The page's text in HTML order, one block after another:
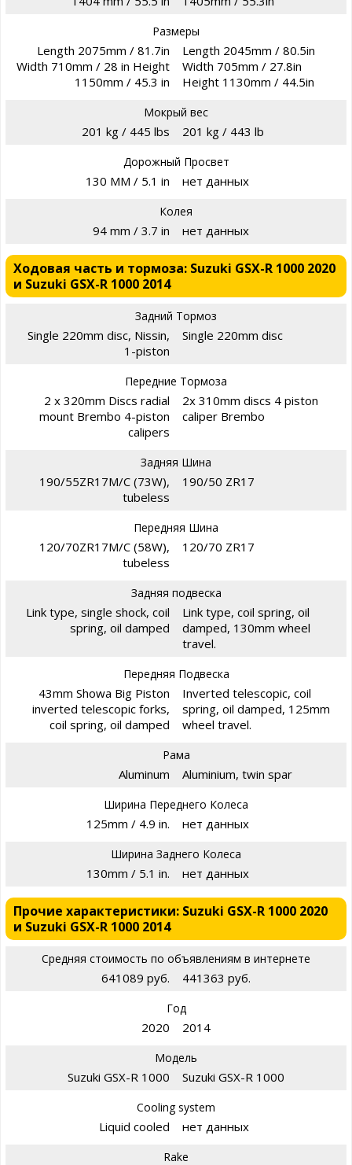
Размеры
Length 2075mm / 81.7in
Width 710mm / 28 in Height
1150mm / 45.3 in
Length 2045mm / 80.5in
Width 705mm / 27.8in
Height 1130mm / 44.5in
Мокрый вес
201 kg / 445 lbs 201 kg / 443 lb
Дорожный Просвет
130 MM / 5.1 in нет данных
Колея
94 mm / 3.7 in нет данных
Ходовая часть и тормоза: Suzuki GSX-R 1000 2020
и Suzuki GSX-R 1000 2014
Задний Тормоз
Single 220mm disc, Nissin,
1-piston
Single 220mm disc
Передние Тормоза
2 x 320mm Discs radial
mount Brembo 4-piston
calipers
2x 310mm discs 4 piston
caliper Brembo
Задняя Шина
190/55ZR17M/C (73W),
tubeless
190/50 ZR17
Передняя Шина
120/70ZR17M/C (58W),
tubeless
120/70 ZR17
Задняя подвеска
Link type, single shock, coil
spring, oil damped
Link type, coil spring, oil
damped, 130mm wheel
travel.
Передняя Подвеска
43mm Showa Big Piston
inverted telescopic forks,
coil spring, oil damped
Inverted telescopic, coil
spring, oil damped, 125mm
wheel travel.
Рама
Aluminum Aluminium, twin spar
Ширина Переднего Колеса
125mm / 4.9 in. нет данных
Ширина Заднего Колеса
130mm / 5.1 in. нет данных
Прочие характеристики: Suzuki GSX-R 1000 2020
и Suzuki GSX-R 1000 2014
Средняя стоимость по объявлениям в интернете
641089 руб. 441363 руб.
Год
2020 2014
Модель
Suzuki GSX-R 1000 Suzuki GSX-R 1000
Cooling system
Liquid cooled нет данных
Rake